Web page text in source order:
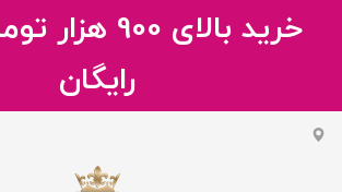
خرید بالای
رایگان